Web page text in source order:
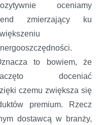
oceniamy
zmierzający ku
to bowiem, że
doceniać
czemu zwiększa się
premium. Rzecz
dostawcą w branży,